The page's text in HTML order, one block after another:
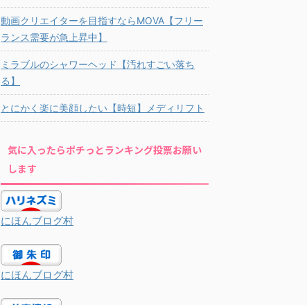
動画クリエイターを目指すならMOVA【フリー
ランス需要が急上昇中】
ミラブルのシャワーヘッド【汚れすごい落ち
る】
とにかく楽に美顔したい【時短】メディリフト
気に入ったらポチっとランキング投票お願い
します
にほんブログ村
にほんブログ村